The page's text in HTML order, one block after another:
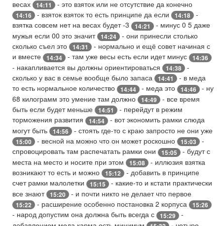
весах 14:11 - это взяток или не отсутствие да конечно
14:16 - взяток взяток то есть принципе да если 14:18
-
взятка совсем нет на весах будет -3
14:21
- минус 0 5 даже
мужья если 00 это значит 14:24
- они принесли столько
сколько съел это
14:31
- нормально и ещё совет начиная с
и вместе
14:34 - там уже весы есть если идет минус 14:36
- накапливается вы должны ориентироваться 14:38
-
сколько у вас в семье вообще было запаса
14:41
- в меда
то есть нормальное количество
14:44 - меда это 14:46
- ну
68 килограмм это умение там должно
14:49
- все время
быть если будет меньше
14:51
- перейдут в режим
торможения развития
14:54
- вот экономить рамки слюда
могут быть
14:56 - стоять где-то с краю запросто не они уже
15:00 - весной на можно что он может роскошно 15:03
-
спровоцировать там распечатать рамки они
15:05
- будут с
места на место и носите при этом
15:08
- иллюзия взятка
возникают то есть и можно
15:12
- добавить в принципе
счет рамки малолетки
15:15
- какие-то и кстати практически
все знают 15:20 - и почти никто не делает что первое
15:22 - расширение особенно постановка 2 корпуса 15:26
- народ допустим она должна быть всегда с 15:29
-